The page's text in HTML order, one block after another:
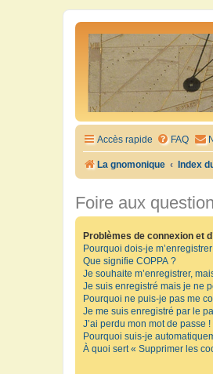
Accès rapide FAQ
La gnomonique Index
Foire aux
Problèmes de connexion et
Pourquoi dois-je
Que signifie COPPA ?
Je souhaite m’enregistrer,
Je suis enregistré mais je ne
Pourquoi ne puis-je pas me
Je me suis enregistré par le
J’ai perdu mon mot de passe !
Pourquoi suis-je
À quoi sert « Supprimer les